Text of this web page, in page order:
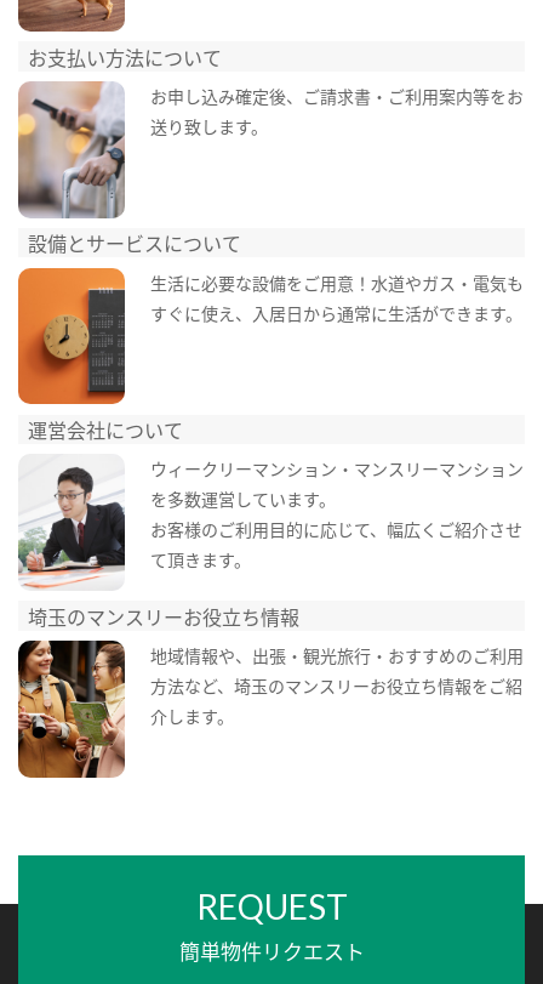
お支払い方法について
お申し込み確定後、ご請求書・ご利用案内等をお
送り致します。
設備とサービスについて
生活に必要な設備をご用意！水道やガス・電気も
すぐに使え、入居日から通常に生活ができます。
運営会社について
ウィークリーマンション・マンスリーマンション
を多数運営しています。
お客様のご利用目的に応じて、幅広くご紹介させ
て頂きます。
埼玉のマンスリーお役立ち情報
地域情報や、出張・観光旅行・おすすめのご利用
方法など、埼玉のマンスリーお役立ち情報をご紹
介します。
REQUEST
簡単物件リクエスト